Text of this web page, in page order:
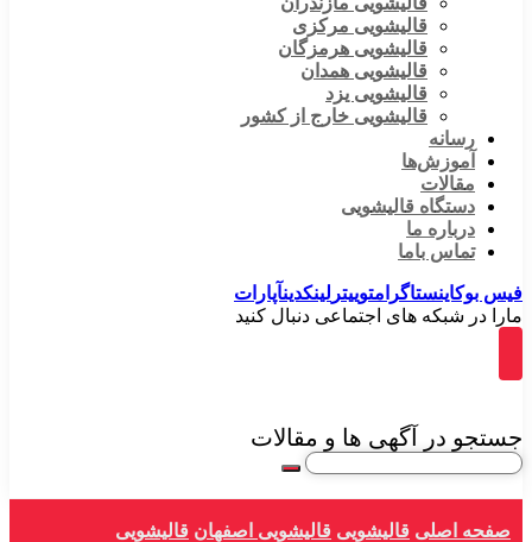
قالیشویی مرکزی
قالیشویی هرمزگان
قالیشویی همدان
قالیشویی یزد
قالیشویی خارج از کشور
رسانه
آموزش‌ها
مقالات
دستگاه قالیشویی
درباره ما
تماس باما
فیس بوکاینستاگرامتوییتر لینکدینآپارات
مارا در شبکه های اجتماعی دنبال کنید
جستجو در آگهی ها و مقالات
صفحه اصلی قالیشویی قالیشویی اصفهان قالیشویی